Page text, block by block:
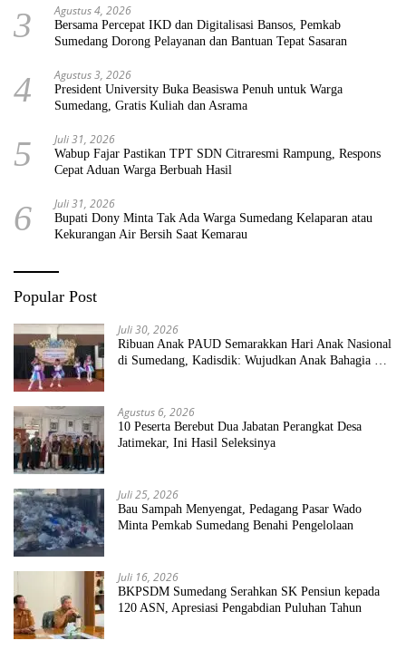
3 Agustus 4, 2026
Bersama Percepat IKD dan Digitalisasi Bansos, Pemkab
Sumedang Dorong Pelayanan dan Bantuan Tepat Sasaran
4 Agustus 3, 2026
President University Buka Beasiswa Penuh untuk Warga
Sumedang, Gratis Kuliah dan Asrama
5 Juli 31, 2026
Wabup Fajar Pastikan TPT SDN Citraresmi Rampung, Respons
Cepat Aduan Warga Berbuah Hasil
6 Juli 31, 2026
Bupati Dony Minta Tak Ada Warga Sumedang Kelaparan atau
Kekurangan Air Bersih Saat Kemarau
Popular Post
Juli 30, 2026
Ribuan Anak PAUD Semarakkan Hari Anak Nasional
di Sumedang, Kadisdik: Wujudkan Anak Bahagia dan
Agustus 6, 2026
10 Peserta Berebut Dua Jabatan Perangkat Desa
Jatimekar, Ini Hasil Seleksinya
Juli 25, 2026
Bau Sampah Menyengat, Pedagang Pasar Wado
Minta Pemkab Sumedang Benahi Pengelolaan
Juli 16, 2026
BKPSDM Sumedang Serahkan SK Pensiun kepada
120 ASN, Apresiasi Pengabdian Puluhan Tahun